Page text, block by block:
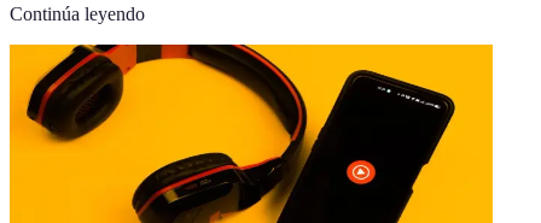
Continúa leyendo